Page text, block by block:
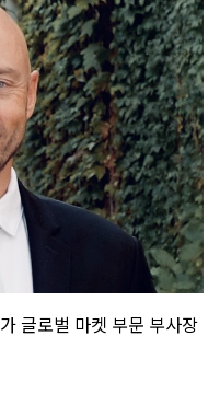
가 글로벌 마켓 부문 부사장